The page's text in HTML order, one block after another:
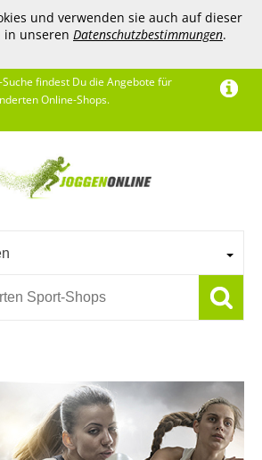
und verwenden sie auch auf dieser
in unseren Datenschutzbestimmungen.
findest Du die Angebote für
Online-Shops.